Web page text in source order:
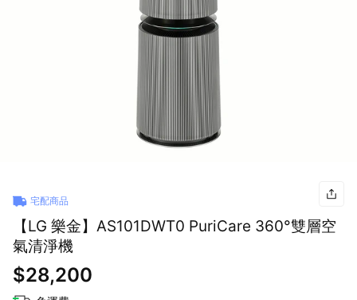
宅配商品
【LG 樂金】AS101DWT0 PuriCare 360°雙層空
氣清淨機
$28,200